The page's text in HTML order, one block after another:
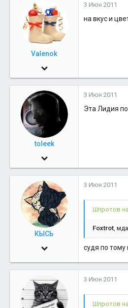
Valenok
10 Авг 2010
3,985
36
Салехард
3 Июн 2011
на вкус и
toleek
30 Май 2009
2,145
36
3 Июн 2011
Эта Лидия
КЫСЬ
12 Май 2010
5,911
38
3 Июн 2011
Шпротов
Foxtrot ,
судя по
3 Июн 2011
Шпротов